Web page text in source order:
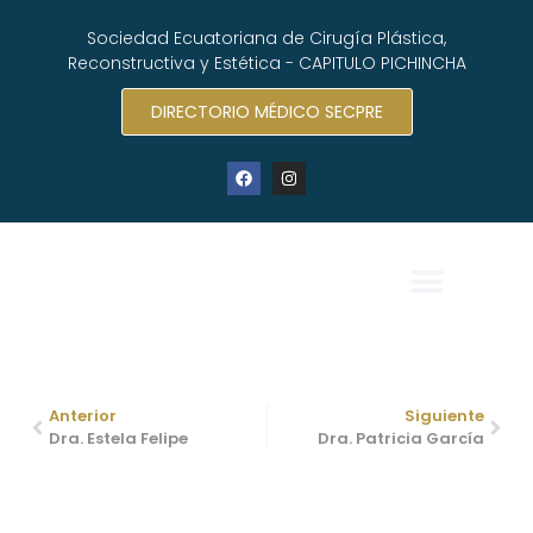
Sociedad Ecuatoriana de Cirugía Plástica,
Reconstructiva y Estética - CAPITULO PICHINCHA
DIRECTORIO MÉDICO SECPRE
Anterior
Dra. Estela Felipe
Siguiente
Dra. Patricia García